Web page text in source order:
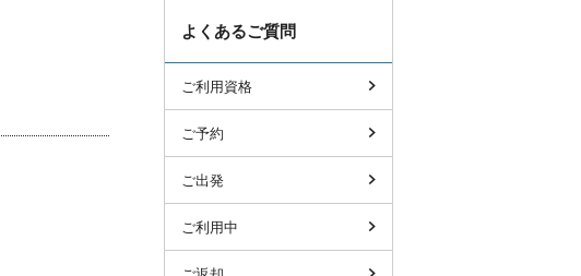
よくあるご質問
ご利用資格
ご予約
ご出発
ご利用中